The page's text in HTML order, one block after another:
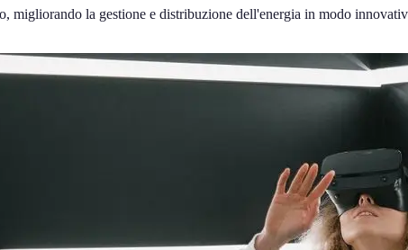
migliorando la gestione e distribuzione dell'energia in modo